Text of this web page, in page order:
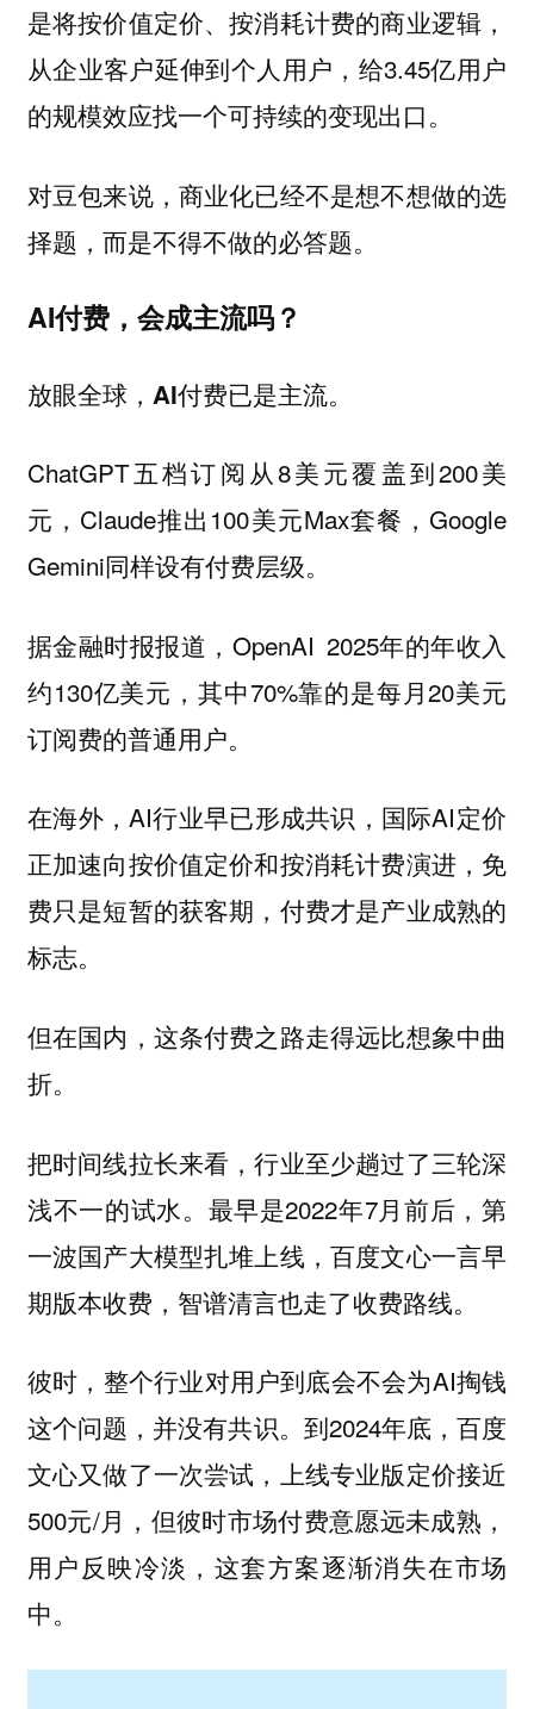
是将按价值定价、按消耗计费的商业逻辑，
从企业客户延伸到个人用户，给3.45亿用户
的规模效应找一个可持续的变现出口。
对豆包来说，商业化已经不是想不想做的选
择题，而是不得不做的必答题。
AI付费，会成主流吗？
放眼全球，AI付费已是主流。
ChatGPT五档订阅从8美元覆盖到200美
元，Claude推出100美元Max套餐，Google
Gemini同样设有付费层级。
据金融时报报道，OpenAI 2025年的年收入
约130亿美元，其中70%靠的是每月20美元
订阅费的普通用户。
在海外，AI行业早已形成共识，国际AI定价
正加速向按价值定价和按消耗计费演进，免
费只是短暂的获客期，付费才是产业成熟的
标志。
但在国内，这条付费之路走得远比想象中曲
折。
把时间线拉长来看，行业至少趟过了三轮深
浅不一的试水。最早是2022年7月前后，第
一波国产大模型扎堆上线，百度文心一言早
期版本收费，智谱清言也走了收费路线。
彼时，整个行业对用户到底会不会为AI掏钱
这个问题，并没有共识。到2024年底，百度
文心又做了一次尝试，上线专业版定价接近
500元/月，但彼时市场付费意愿远未成熟，
用户反映冷淡，这套方案逐渐消失在市场
中。